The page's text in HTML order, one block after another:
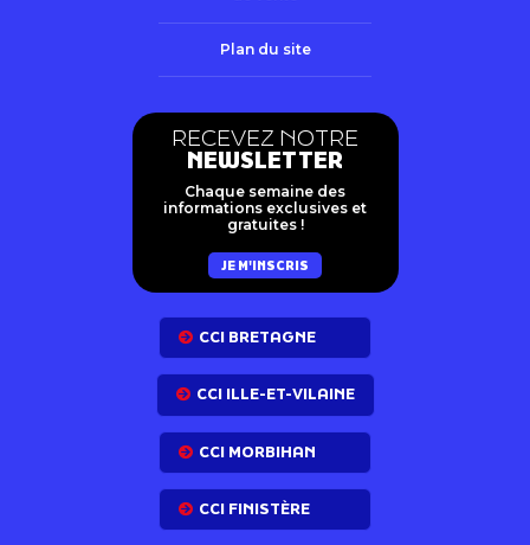
Plan du site
RECEVEZ NOTRE
NEWSLETTER
Chaque semaine des
informations exclusives et
gratuites !
JE M'INSCRIS
CCI BRETAGNE
CCI ILLE-ET-VILAINE
CCI MORBIHAN
CCI FINISTÈRE